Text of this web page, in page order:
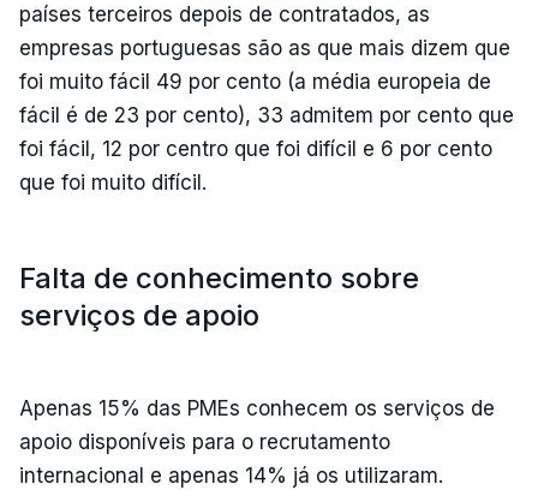
países terceiros depois de contratados, as
empresas portuguesas são as que mais dizem que
foi muito fácil 49 por cento (a média europeia de
fácil é de 23 por cento), 33 admitem por cento que
foi fácil, 12 por centro que foi difícil e 6 por cento
que foi muito difícil.
Falta de conhecimento sobre
serviços de apoio
Apenas 15% das PMEs conhecem os serviços de
apoio disponíveis para o recrutamento
internacional e apenas 14% já os utilizaram.